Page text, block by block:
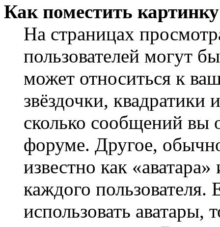
Как поместить
На страницах
пользователей могут
может относиться к
звёздочки,
сколько сообщений вы
форуме. Другое,
известно как
каждого
использовать аватары,